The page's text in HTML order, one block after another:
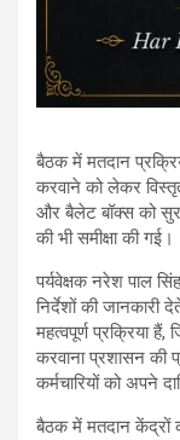
बैठक में मतदान
करवाने को लेकर
और बैलेट बॉक्स को
की भी समीक्षा की गई।
पर्यवेक्षक नरेश पाल
निर्देशों की
महत्वपूर्ण प्रक्रिया हैं,
करवाना प्रशासन की
कर्मचारियों को अपने
बैठक में मतदान केंद्रों